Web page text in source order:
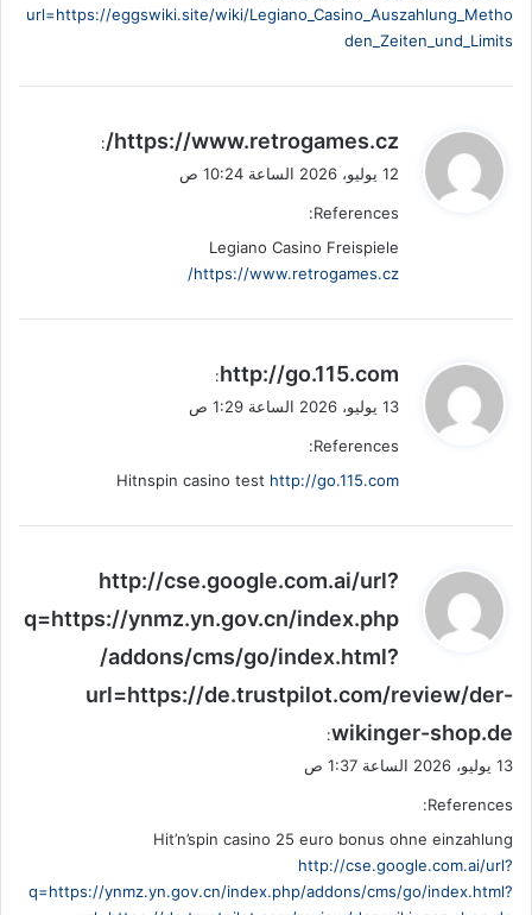
url=https://eggswiki.site/wiki/Legiano_Casino_Auszahlung_Metho
den_Zeiten_und_Limits
ي
ق
ل
https://www.retrogames.cz/
:
12 يوليو، 2026 الساعة 10:24 ص
References:
Legiano Casino Freispiele
https://www.retrogames.cz/
ي
ق
ل
http://go.115.com
:
13 يوليو، 2026 الساعة 1:29 ص
References:
Hitnspin casino test http://go.115.com
ي
و
ل
http://cse.google.com.ai/url?
q=https://ynmz.yn.gov.cn/index.php
/addons/cms/go/index.html?
url=https://de.trustpilot.com/review/der-
wikinger-shop.de
:
13 يوليو، 2026 الساعة 1:37 ص
References:
Hit’n’spin casino 25 euro bonus ohne einzahlung
http://cse.google.com.ai/url?
q=https://ynmz.yn.gov.cn/index.php/addons/cms/go/index.html?